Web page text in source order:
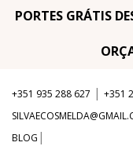
PORTES GRÁTIS
+351 935 288 627 | +351
BLOG |